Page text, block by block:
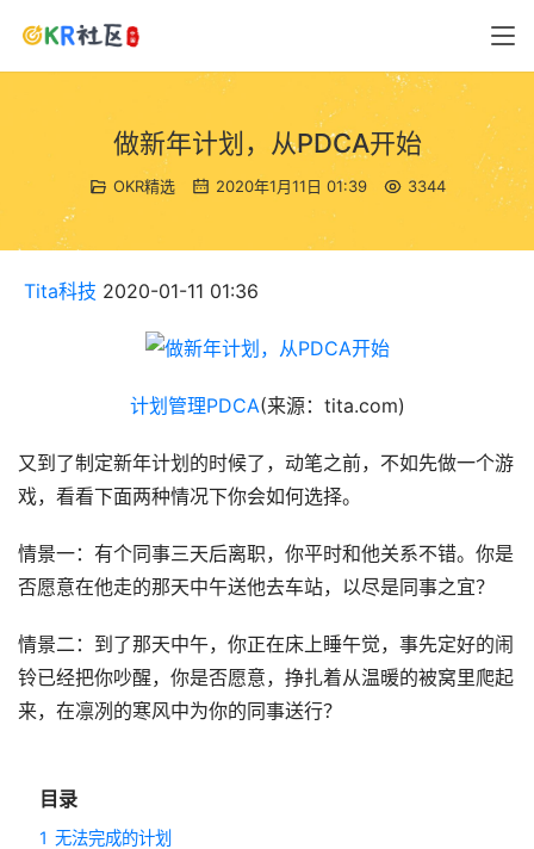
做新年计划，从PDCA开始
OKR精选 2020年1月11日 01:39 3344
Tita科技 2020-01-11 01:36
计划管理PDCA(来源：tita.com)
又到了制定新年计划的时候了，动笔之前，不如先做一个游
戏，看看下面两种情况下你会如何选择。
情景一：有个同事三天后离职，你平时和他关系不错。你是
否愿意在他走的那天中午送他去车站，以尽是同事之宜？
情景二：到了那天中午，你正在床上睡午觉，事先定好的闹
铃已经把你吵醒，你是否愿意，挣扎着从温暖的被窝里爬起
来，在凛冽的寒风中为你的同事送行？
目录
1 无法完成的计划